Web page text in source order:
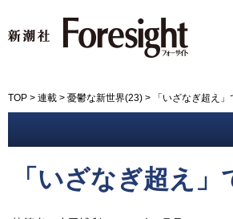
TOP > 連載 > 憂鬱な新世界(23) > 「いざなぎ超え
「いざなぎ超え